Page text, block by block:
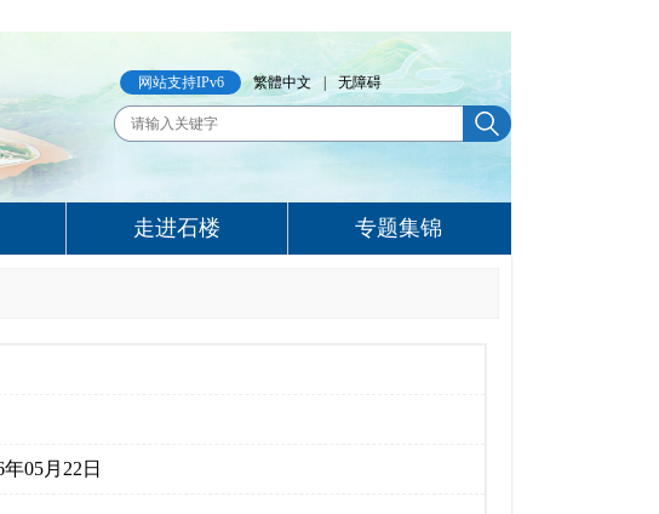
网站支持IPv6 繁體中文 无障碍
走进石楼 专题集锦
年05月22日